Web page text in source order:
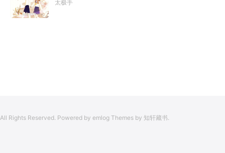
得见仙人痕迹。第三世，李凡殚精竭虑、百般谋划，却终抵
影片中获得的绝技：【龙象般若功（紫）：十龙十象之力，
太极手
All Rights Reserved. Powered by emlog Themes by 知轩藏书.